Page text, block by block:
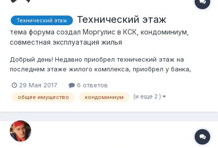
Технический этаж Технический этаж
тема форума создал Моргулис в КСК, кондоминиум,
совместная эксплуатация жилья
Добрый день! Недавно приобрел технический этаж на
последнем этаже жилого комплекса, приобрел у банка,
Отдельной входной группы нет. По документам данное
помещение идет как технический этаж, нежилое помещение,
29 Мая 2017 6 ответов
общее имущество кондоминиум (и еще 2 )